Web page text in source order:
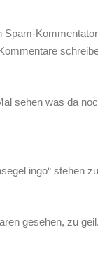
sehen was da
ingo“ stehen
gesehen, zu geil.